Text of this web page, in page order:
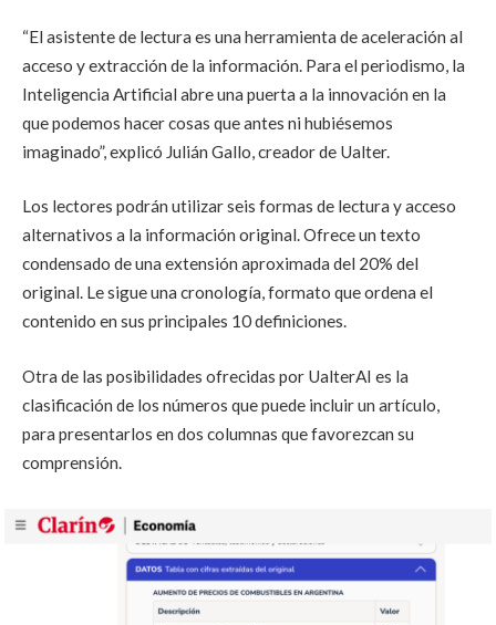
“El asistente de lectura es una herramienta de aceleración al
acceso y extracción de la información. Para el periodismo, la
Inteligencia Artificial abre una puerta a la innovación en la
que podemos hacer cosas que antes ni hubiésemos
imaginado”, explicó Julián Gallo, creador de Ualter.
Los lectores podrán utilizar seis formas de lectura y acceso
alternativos a la información original. Ofrece un texto
condensado de una extensión aproximada del 20% del
original. Le sigue una cronología, formato que ordena el
contenido en sus principales 10 definiciones.
Otra de las posibilidades ofrecidas por UalterAI es la
clasificación de los números que puede incluir un artículo,
para presentarlos en dos columnas que favorezcan su
comprensión.